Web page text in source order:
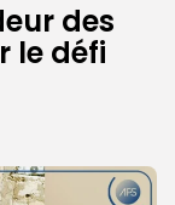
des
le défi